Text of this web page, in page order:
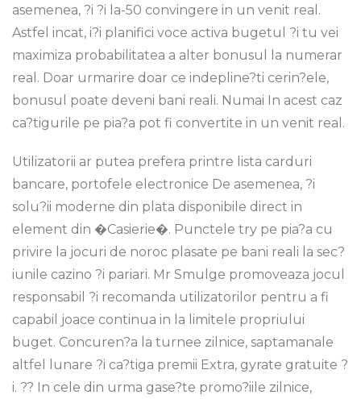
asemenea, ?i ?i la-50 convingere in un venit real.
Astfel incat, i?i planifici voce activa bugetul ?i tu vei
maximiza probabilitatea a alter bonusul la numerar
real. Doar urmarire doar ce indepline?ti cerin?ele,
bonusul poate deveni bani reali. Numai In acest caz
ca?tigurile pe pia?a pot fi convertite in un venit real.
Utilizatorii ar putea prefera printre lista carduri
bancare, portofele electronice De asemenea, ?i
solu?ii moderne din plata disponibile direct in
element din �Casierie�. Punctele try pe pia?a cu
privire la jocuri de noroc plasate pe bani reali la sec?
iunile cazino ?i pariari. Mr Smulge promoveaza jocul
responsabil ?i recomanda utilizatorilor pentru a fi
capabil joace continua in la limitele propriului
buget. Concuren?a la turnee zilnice, saptamanale
altfel lunare ?i ca?tiga premii Extra, gyrate gratuite ?
i. ?? In cele din urma gase?te promo?iile zilnice,